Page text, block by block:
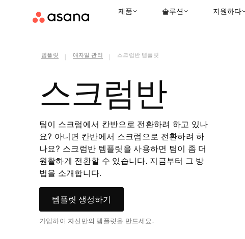
제품 솔루션 지원하다
템플릿 애자일 관리 스크럼반 템플릿
스크럼반
팀이 스크럼에서 칸반으로 전환하려 하고 있나
요? 아니면 칸반에서 스크럼으로 전환하려 하
나요? 스크럼반 템플릿을 사용하면 팀이 좀 더
원활하게 전환할 수 있습니다. 지금부터 그 방
법을 소개합니다.
템플릿 생성하기
가입하여 자신만의 템플릿을 만드세요.